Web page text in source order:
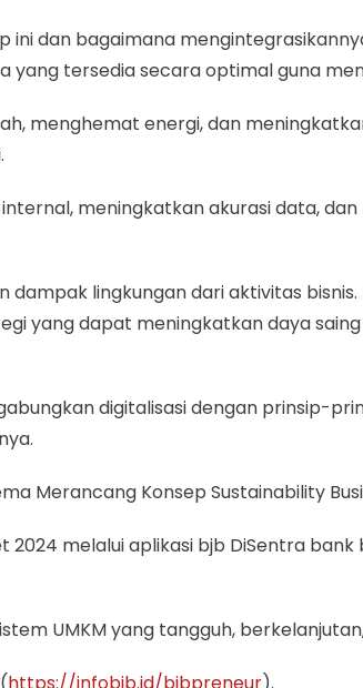
dan bagaimana
yang tersedia secara optimal guna
menghemat energi, dan
meningkatkan akurasi data,
lingkungan dari aktivitas bisnis.
yang dapat meningkatkan daya
digitalisasi dengan prinsip-
Merancang Konsep Sustainability
melalui aplikasi bjb DiSentra bank
UMKM yang tangguh,